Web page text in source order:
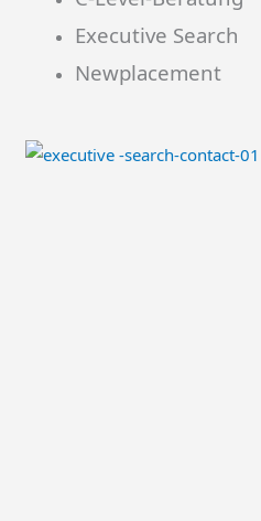
Executive Search
Newplacement